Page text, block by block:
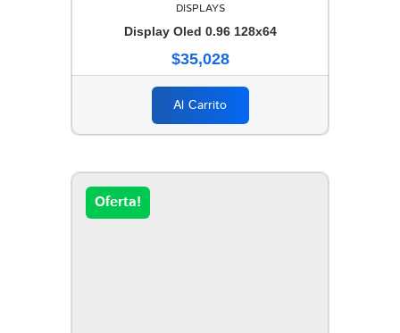
DISPLAYS
Display Oled 0.96 128x64
$35,028
Al Carrito
Oferta!